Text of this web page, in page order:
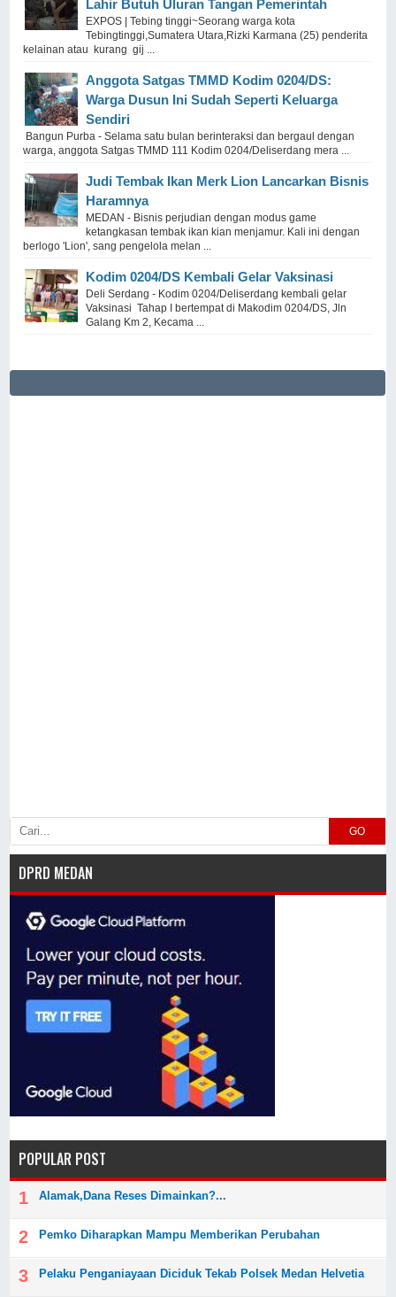
Lahir Butuh Uluran Tangan Pemerintah
EXPOS | Tebing tinggi~Seorang warga kota
Tebingtinggi,Sumatera Utara,Rizki Karmana (25) penderita
kelainan atau kurang gij ...
Anggota Satgas TMMD Kodim 0204/DS:
Warga Dusun Ini Sudah Seperti Keluarga
Sendiri
Bangun Purba - Selama satu bulan berinteraksi dan bergaul dengan
warga, anggota Satgas TMMD 111 Kodim 0204/Deliserdang mera ...
Judi Tembak Ikan Merk Lion Lancarkan Bisnis
Haramnya
MEDAN - Bisnis perjudian dengan modus game
ketangkasan tembak ikan kian menjamur. Kali ini dengan
berlogo 'Lion', sang pengelola melan ...
Kodim 0204/DS Kembali Gelar Vaksinasi
Deli Serdang - Kodim 0204/Deliserdang kembali gelar
Vaksinasi Tahap I bertempat di Makodim 0204/DS, Jln
Galang Km 2, Kecama ...
GO
DPRD MEDAN
POPULAR POST
Alamak,Dana Reses Dimainkan?...
Pemko Diharapkan Mampu Memberikan Perubahan
Pelaku Penganiayaan Diciduk Tekab Polsek Medan Helvetia